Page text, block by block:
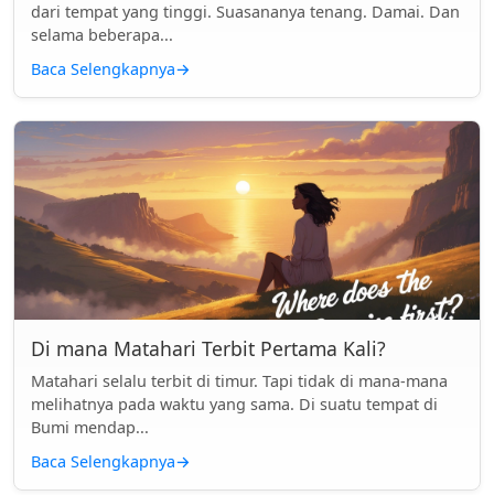
dari tempat yang tinggi. Suasananya tenang. Damai. Dan
selama beberapa...
Baca Selengkapnya→
Di mana Matahari Terbit Pertama Kali?
Matahari selalu terbit di timur. Tapi tidak di mana-mana
melihatnya pada waktu yang sama. Di suatu tempat di
Bumi mendap...
Baca Selengkapnya→